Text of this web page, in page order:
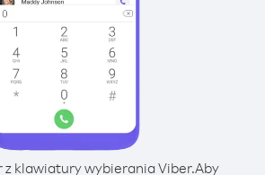
z klawiatury wybierania Viber.Aby